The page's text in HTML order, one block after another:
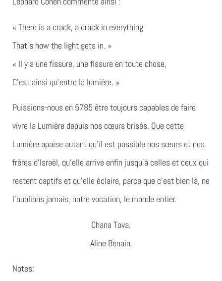
« There is a crack, a crack in everything
That’s how the light gets in. »
« Il y a une fissure, une fissure en toute chose,
C’est ainsi qu’entre la lumière. »
Puissions-nous en 5785 être toujours capables de faire
vivre la Lumière depuis nos cœurs brisés. Que cette
Lumière apaise autant qu’il est possible nos sœurs et nos
frères d’Israël, qu’elle arrive enfin jusqu’à celles et ceux qui
restent captifs et qu’elle éclaire, parce que c’est bien là, ne
l’oublions jamais, notre vocation, le monde entier.
Chana Tova.
Aline Benain.
Notes: